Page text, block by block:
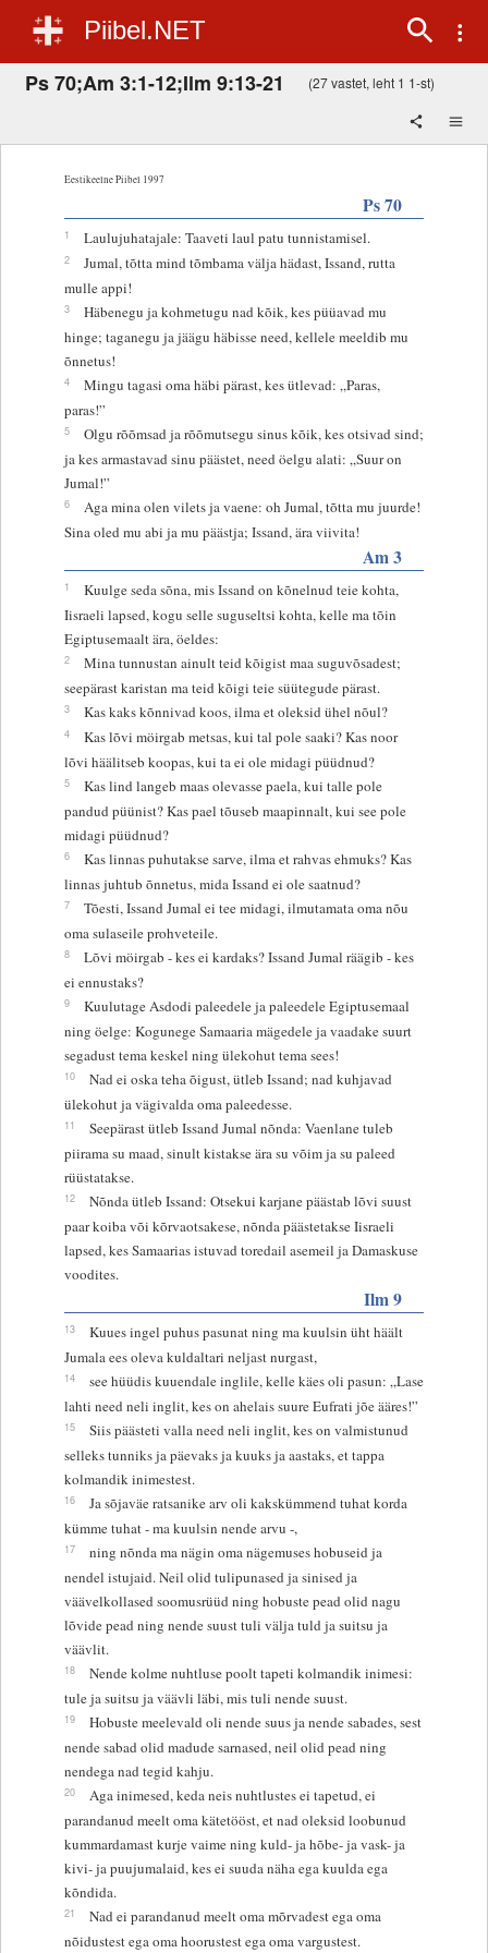
Piibel.NET
Ps 70;Am 3:1-12;Ilm 9:13-21 (27 vastet, leht 1 1-st)
Eestikeelne Piibel 1997
Ps 70
1 Laulujuhatajale: Taaveti laul patu tunnistamisel.
2
Jumal, tõtta mind tõmbama välja hädast, Issand, rutta
mulle appi!
3
Häbenegu ja kohmetugu nad kõik, kes püüavad mu
hinge; taganegu ja jäägu häbisse need, kellele meeldib mu
õnnetus!
4
Mingu tagasi oma häbi pärast, kes ütlevad: „Paras,
paras!”
5
Olgu rõõmsad ja rõõmutsegu sinus kõik, kes otsivad sind;
ja kes armastavad sinu päästet, need öelgu alati: „Suur on
Jumal!”
6
Aga mina olen vilets ja vaene: oh Jumal, tõtta mu juurde!
Sina oled mu abi ja mu päästja; Issand, ära viivita!
Am 3
1
Kuulge seda sõna, mis Issand on kõnelnud teie kohta,
Iisraeli lapsed, kogu selle suguseltsi kohta, kelle ma tõin
Egiptusemaalt ära, öeldes:
2
Mina tunnustan ainult teid kõigist maa suguvõsadest;
seepärast karistan ma teid kõigi teie süütegude pärast.
3 Kas kaks kõnnivad koos, ilma et oleksid ühel nõul?
4
Kas lõvi möirgab metsas, kui tal pole saaki? Kas noor
lõvi häälitseb koopas, kui ta ei ole midagi püüdnud?
5
Kas lind langeb maas olevasse paela, kui talle pole
pandud püünist? Kas pael tõuseb maapinnalt, kui see pole
midagi püüdnud?
6
Kas linnas puhutakse sarve, ilma et rahvas ehmuks? Kas
linnas juhtub õnnetus, mida Issand ei ole saatnud?
7
Tõesti, Issand Jumal ei tee midagi, ilmutamata oma nõu
oma sulaseile prohveteile.
8
Lõvi möirgab - kes ei kardaks? Issand Jumal räägib - kes
ei ennustaks?
9
Kuulutage Asdodi paleedele ja paleedele Egiptusemaal
ning öelge: Kogunege Samaaria mägedele ja vaadake suurt
segadust tema keskel ning ülekohut tema sees!
10
Nad ei oska teha õigust, ütleb Issand; nad kuhjavad
ülekohut ja vägivalda oma paleedesse.
11
Seepärast ütleb Issand Jumal nõnda: Vaenlane tuleb
piirama su maad, sinult kistakse ära su võim ja su paleed
rüüstatakse.
12
Nõnda ütleb Issand: Otsekui karjane päästab lõvi suust
paar koiba või kõrvaotsakese, nõnda päästetakse Iisraeli
lapsed, kes Samaarias istuvad toredail asemeil ja Damaskuse
voodites.
Ilm 9
13
Kuues ingel puhus pasunat ning ma kuulsin üht häält
Jumala ees oleva kuldaltari neljast nurgast,
14
see hüüdis kuuendale inglile, kelle käes oli pasun: „Lase
lahti need neli inglit, kes on ahelais suure Eufrati jõe ääres!”
15
Siis päästeti valla need neli inglit, kes on valmistunud
selleks tunniks ja päevaks ja kuuks ja aastaks, et tappa
kolmandik inimestest.
16
Ja sõjaväe ratsanike arv oli kakskümmend tuhat korda
kümme tuhat - ma kuulsin nende arvu -,
17
ning nõnda ma nägin oma nägemuses hobuseid ja
nendel istujaid. Neil olid tulipunased ja sinised ja
väävelkollased soomusrüüd ning hobuste pead olid nagu
lõvide pead ning nende suust tuli välja tuld ja suitsu ja
väävlit.
18
Nende kolme nuhtluse poolt tapeti kolmandik inimesi:
tule ja suitsu ja väävli läbi, mis tuli nende suust.
19
Hobuste meelevald oli nende suus ja nende sabades, sest
nende sabad olid madude sarnased, neil olid pead ning
nendega nad tegid kahju.
20
Aga inimesed, keda neis nuhtlustes ei tapetud, ei
parandanud meelt oma kätetööst, et nad oleksid loobunud
kummardamast kurje vaime ning kuld- ja hõbe- ja vask- ja
kivi- ja puujumalaid, kes ei suuda näha ega kuulda ega
kõndida.
21
Nad ei parandanud meelt oma mõrvadest ega oma
nõidustest ega oma hoorustest ega oma vargustest.